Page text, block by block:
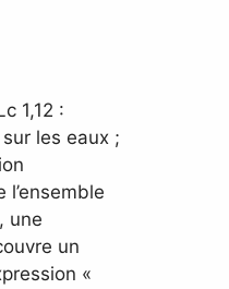
1,12 :
les eaux ;
une
un
«